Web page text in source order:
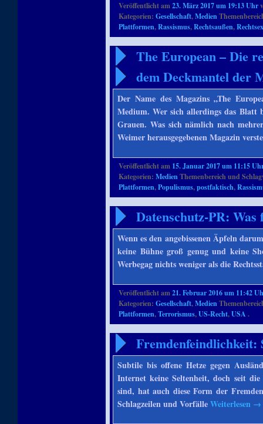
Veröffentlicht am23. März 2017 um 19:13 Uhr
Kategorien:Gesellschaft,Medien
Plattformen,Rassismus,Rechtsaußen,
The European – Die
dem Deckmantel der
Der Name des Magazins „The
Medium. Wer sich allerdings das Blatt
Grauen. Was sich nämlich nach
Weimer herausgegebenen Magazin
Veröffentlicht am 15. Januar 2017 um 11:15
Kategorien:MedienThemenbereich und
Plattformen,Populismus,postfaktisch,
Datenschutz-PR:
Wenn es den angebissenen Äpfeln
keine Bühne groß genug und keine
Werbegag nichts weniger als die
Veröffentlicht am21. Februar 2016 um 11:42
Kategorien:Gesellschaft,Medien
Plattformen,Terrorismus,US-Recht,USA .
Subtile bis offene Hetze gegen
Internet keine Seltenheit, doch seit
sind, hat auch diese Form der
Schlagzeilen und VorfälleWeiterlesen →